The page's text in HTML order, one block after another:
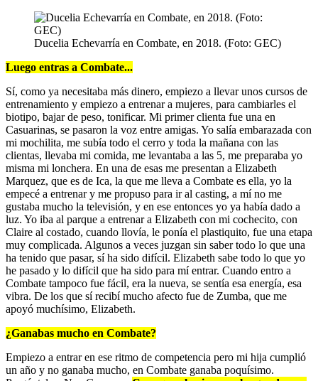
Ducelia Echevarría en Combate, en 2018. (Foto: GEC)
Luego entras a Combate...
Sí, como ya necesitaba más dinero, empiezo a llevar unos cursos de
entrenamiento y empiezo a entrenar a mujeres, para cambiarles el
biotipo, bajar de peso, tonificar. Mi primer clienta fue una en
Casuarinas, se pasaron la voz entre amigas. Yo salía embarazada con
mi mochilita, me subía todo el cerro y toda la mañana con las
clientas, llevaba mi comida, me levantaba a las 5, me preparaba yo
misma mi lonchera. En una de esas me presentan a Elizabeth
Marquez, que es de Ica, la que me lleva a Combate es ella, yo la
empecé a entrenar y me propuso para ir al casting, a mí no me
gustaba mucho la televisión, y en ese entonces yo ya había dado a
luz. Yo iba al parque a entrenar a Elizabeth con mi cochecito, con
Claire al costado, cuando llovía, le ponía el plastiquito, fue una etapa
muy complicada. Algunos a veces juzgan sin saber todo lo que una
ha tenido que pasar, sí ha sido difícil. Elizabeth sabe todo lo que yo
he pasado y lo difícil que ha sido para mí entrar. Cuando entro a
Combate tampoco fue fácil, era la nueva, se sentía esa energía, esa
vibra. De los que sí recibí mucho afecto fue de Zumba, que me
apoyó muchísimo, Elizabeth.
¿Ganabas mucho en Combate?
Empiezo a entrar en ese ritmo de competencia pero mi hija cumplió
un año y no ganaba mucho, en Combate ganaba poquísimo.